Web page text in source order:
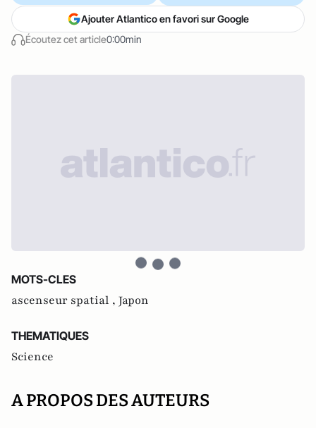
Écoutez cet article0:00min
Ajouter Atlantico en favori sur Google
MOTS-CLES
ascenseur spatial , Japon
THEMATIQUES
Science
A PROPOS DES AUTEURS